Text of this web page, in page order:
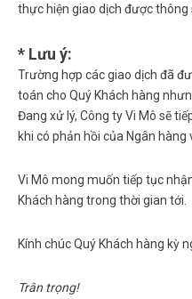
thực hiện giao dịch được thông
* Lưu ý:
Trường hợp các giao dịch đã
toán cho Quý Khách hàng
Đang xử lý, Công ty Vi Mô sẽ
khi có phản hồi của Ngân hàng
Vi Mô mong muốn tiếp tục
Khách hàng trong thời gian tới.
Kính chúc Quý Khách hàng kỳ
Trân trọng!